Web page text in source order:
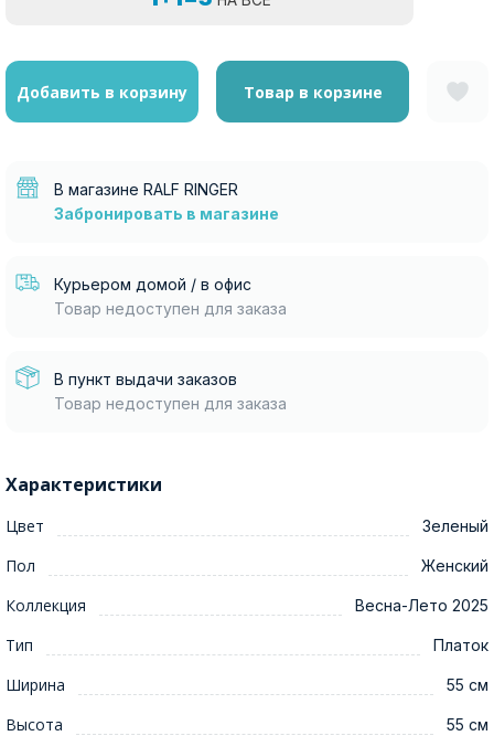
Добавить в корзину Товар в корзине
В магазине RALF RINGER
Забронировать в магазине
Курьером домой / в офис
Товар недоступен для заказа
В пункт выдачи заказов
Товар недоступен для заказа
Характеристики
Цвет Зеленый
Пол Женский
Коллекция Весна-Лето 2025
Тип Платок
Ширина 55 см
Высота 55 см